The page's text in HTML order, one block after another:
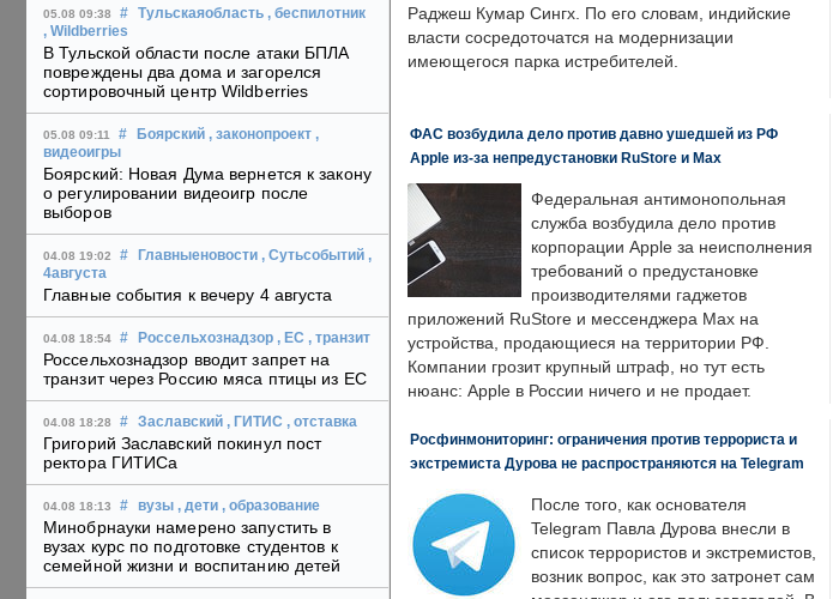
05.08 09:38 # Тульскаяобласть , беспилотник
, Wildberries
В Тульской области после атаки БПЛА
повреждены два дома и загорелся
сортировочный центр Wildberries
05.08 09:11 # Боярский , законопроект ,
видеоигры
Боярский: Новая Дума вернется к закону
о регулировании видеоигр после
выборов
04.08 19:02 # Главныеновости , Сутьсобытий ,
4августа
Главные события к вечеру 4 августа
04.08 18:54 # Россельхознадзор , ЕС , транзит
Россельхознадзор вводит запрет на
транзит через Россию мяса птицы из ЕС
04.08 18:28 # Заславский , ГИТИС , отставка
Григорий Заславский покинул пост
ректора ГИТИСа
04.08 18:13 # вузы , дети , образование
Минобрнауки намерено запустить в
вузах курс по подготовке студентов к
семейной жизни и воспитанию детей
Раджеш Кумар Сингх. По его словам, индийские
власти сосредоточатся на модернизации
имеющегося парка истребителей.
ФАС возбудила дело против давно ушедшей из РФ
Apple из-за непредустановки RuStore и Max
Федеральная антимонопольная
служба возбудила дело против
корпорации Apple за неисполнения
требований о предустановке
производителями гаджетов
приложений RuStore и мессенджера Max на
устройства, продающиеся на территории РФ.
Компании грозит крупный штраф, но тут есть
нюанс: Apple в России ничего и не продает.
Росфинмониторинг: ограничения против террориста и
экстремиста Дурова не распространяются на Telegram
После того, как основателя
Telegram Павла Дурова внесли в
список террористов и экстремистов,
возник вопрос, как это затронет сам